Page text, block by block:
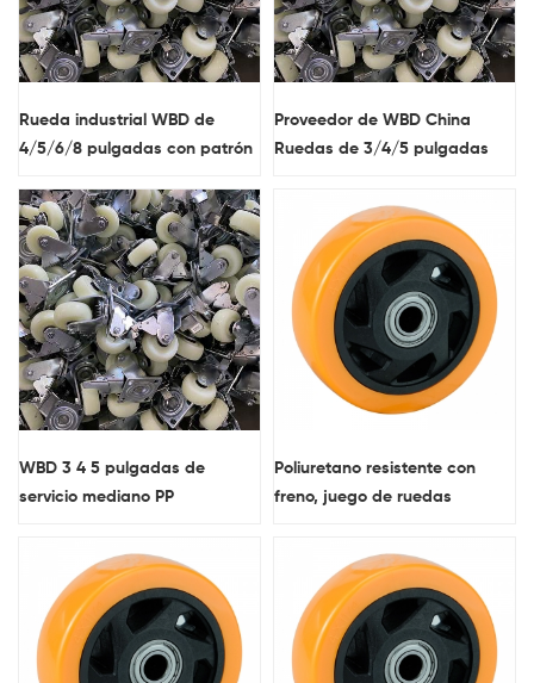
Rueda industrial WBD de
4/5/6/8 pulgadas con patrón
construcción soldada bilateral
de acero sólido, ruedas
industriales galvanizadas
Proveedor de WBD China
Ruedas de 3/4/5 pulgadas
servicio mediano Cabezal
giratorio de carrera de doble
bola
WBD 3 4 5 pulgadas de
servicio mediano PP
de bolas ruedas giratorias con
cabeza giratoria rueda
giratoria de PP para muebles
Poliuretano resistente con
freno, juego de ruedas